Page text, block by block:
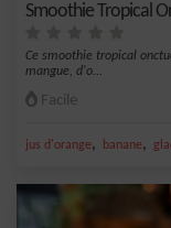
Smoothie Tropical
Ce smoothie tropical
mangue, d'o...
Facile
jus d'orange, banane,